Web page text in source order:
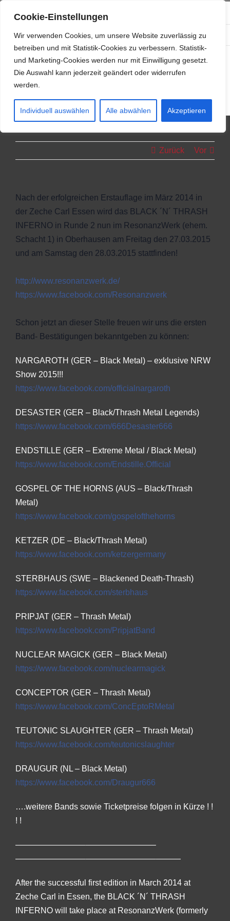
Cookie-Einstellungen
Wir verwenden Cookies, um unsere Website zuverlässig zu
betreiben und mit Statistik-Cookies zu verbessern. Statistik-
und Marketing-Cookies werden nur mit Einwilligung gesetzt.
Die Auswahl kann jederzeit geändert oder widerrufen
werden.
Individuell auswählen Alle abwählen Akzeptieren
Inhalt
springen
info@resonanzwerk.de
FacebookInstagram
E-
Zurück Vor
Nach der erfolgreichen Erstauflage im März 2014 in
der Zeche Carl Essen wird das BLACK ´N´ THRASH
INFERNO in Runde 2 nun im ResonanzWerk (ehem.
Schacht 1) in Oberhausen am Freitag den 27.03.2015
und am Samstag den 28.03.2015 stattfinden!
http://www.resonanzwerk.de/
https://www.facebook.com/Resonanzwerk
Schon jetzt an dieser Stelle freuen wir uns die ersten
Band- Bestätigungen bekanntgeben zu können:
NARGAROTH (GER – Black Metal) – exklusive NRW
Show 2015!!!
https://www.facebook.com/officialnargaroth
DESASTER (GER – Black/Thrash Metal Legends)
https://www.facebook.com/666Desaster666
ENDSTILLE (GER – Extreme Metal / Black Metal)
https://www.facebook.com/Endstille.Official
GOSPEL OF THE HORNS (AUS – Black/Thrash
Metal)
https://www.facebook.com/gospelofthehorns
KETZER (DE – Black/Thrash Metal)
https://www.facebook.com/ketzergermany
STERBHAUS (SWE – Blackened Death-Thrash)
https://www.facebook.com/sterbhaus
PRIPJAT (GER – Thrash Metal)
https://www.facebook.com/PripjatBand
NUCLEAR MAGICK (GER – Black Metal)
https://www.facebook.com/nuclearmagick
CONCEPTOR (GER – Thrash Metal)
https://www.facebook.com/ConcEptoRMetal
TEUTONIC SLAUGHTER (GER – Thrash Metal)
https://www.facebook.com/teutonicslaughter
DRAUGUR (NL – Black Metal)
https://www.facebook.com/Draugur666
….weitere Bands sowie Ticketpreise folgen in Kürze ! !
! !
————————–————————–
————————–————————–———
After the successful first edition in March 2014 at
Zeche Carl in Essen, the BLACK ´N´ THRASH
INFERNO will take place at ResonanzWerk (formerly